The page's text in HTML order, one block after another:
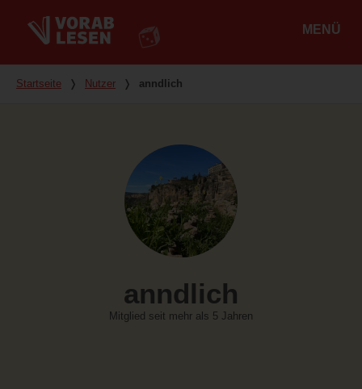
MENÜ
Du bist hier
Startseite ❭ Nutzer ❭ anndlich
anndlich
Mitglied seit mehr als 5 Jahren